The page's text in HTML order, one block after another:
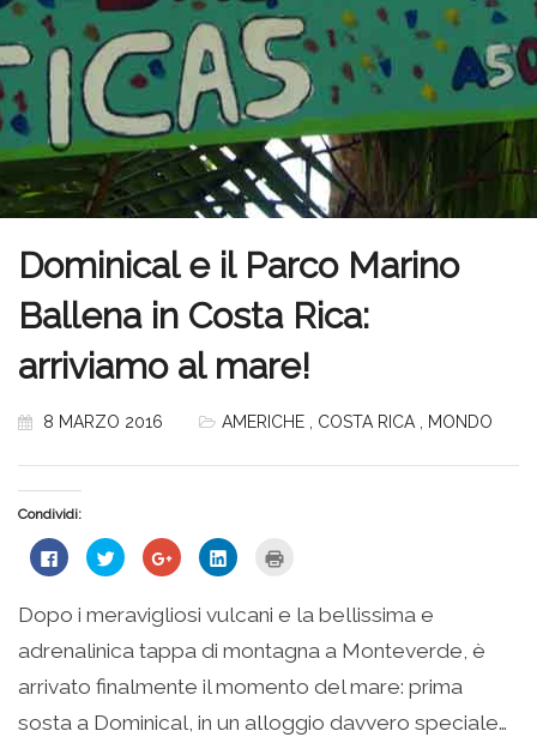
Dominical e il Parco Marino
Ballena in Costa Rica:
arriviamo al mare!
8 MARZO 2016 AMERICHE COSTA RICA MONDO
Condividi:
Fai
clic
su
Facebook
apre
una
nuova
finestra)
Fai
clic
condividere
su
Twitter
(Si
in
una
nuova
finestra)
Fai
clic
condividere
su
Google+
(Si
apre
in
una
nuova
finestra)
Fai
clic
condividere
su
LinkedIn
(Si
in
una
nuova
finestra)
stampare
(Si
in
una
nuova
finestra)
Dopo i meravigliosi vulcani e la bellissima e
adrenalinica tappa di montagna a Monteverde, è
arrivato finalmente il momento del mare: prima
sosta a Dominical, in un alloggio davvero speciale…